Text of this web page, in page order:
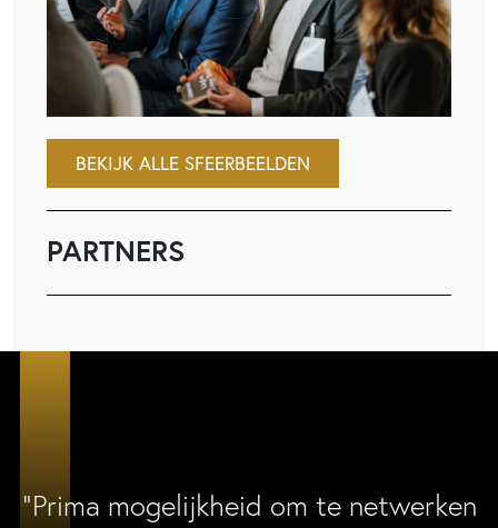
BEKIJK ALLE SFEERBEELDEN
PARTNERS
“Prima mogelijkheid om te netwerken